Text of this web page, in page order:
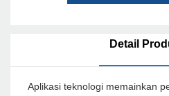
Detail
Aplikasi teknologi memainkan